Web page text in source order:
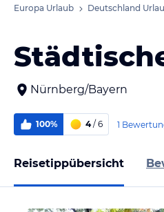
Europa Urlaub Deutschland
Nürnberg/Bayern
100% 4/ 6 1
Reisetippübersicht